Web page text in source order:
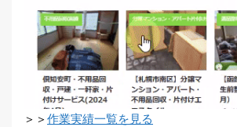
＞＞ 作業実績一覧を見る